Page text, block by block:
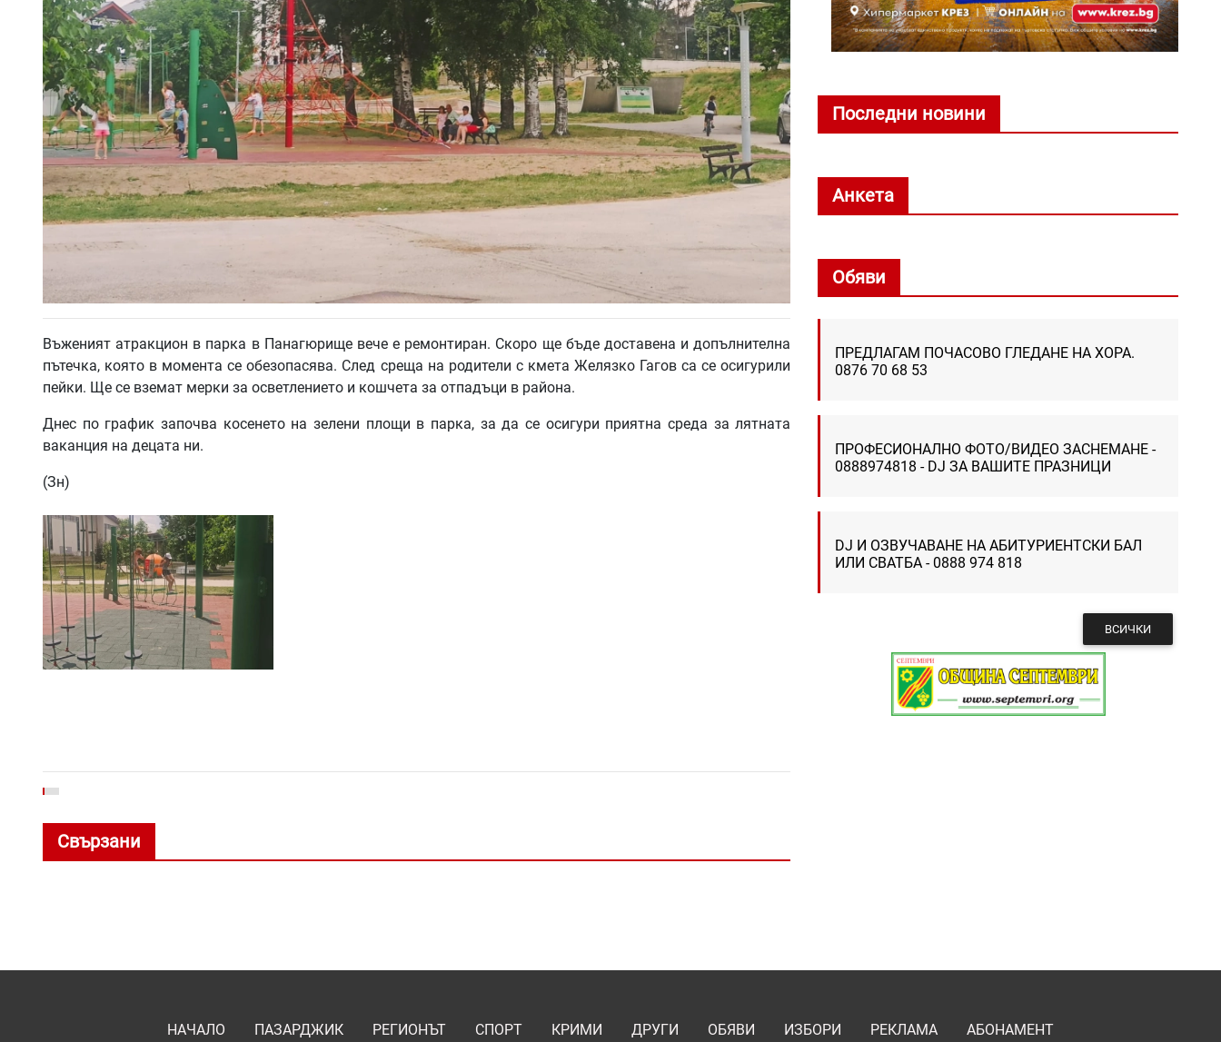
Въженият атракцион в парка в Панагюрище вече е ремонтиран. Скоро ще бъде доставена и допълнителна
пътечка, която в момента се обезопасява. След среща на родители с кмета Желязко Гагов са се осигурили
пейки. Ще се вземат мерки за осветлението и кошчета за отпадъци в района.
Днес по график започва косенето на зелени площи в парка, за да се осигури приятна среда за лятната
ваканция на децата ни.
(Зн)
Свързани
Последни новини
Анкета
Обяви
ПРЕДЛАГАМ ПОЧАСОВО ГЛЕДАНЕ НА ХОРА.
0876 70 68 53
ПРОФЕСИОНАЛНО ФОТО/ВИДЕО ЗАСНЕМАНЕ -
0888974818 - DJ ЗА ВАШИТЕ ПРАЗНИЦИ
DJ И ОЗВУЧАВАНЕ НА АБИТУРИЕНТСКИ БАЛ
ИЛИ СВАТБА - 0888 974 818
ВСИЧКИ
НАЧАЛО ПАЗАРДЖИК РЕГИОНЪТ СПОРТ КРИМИ ДРУГИ ОБЯВИ ИЗБОРИ РЕКЛАМА АБОНАМЕНТ